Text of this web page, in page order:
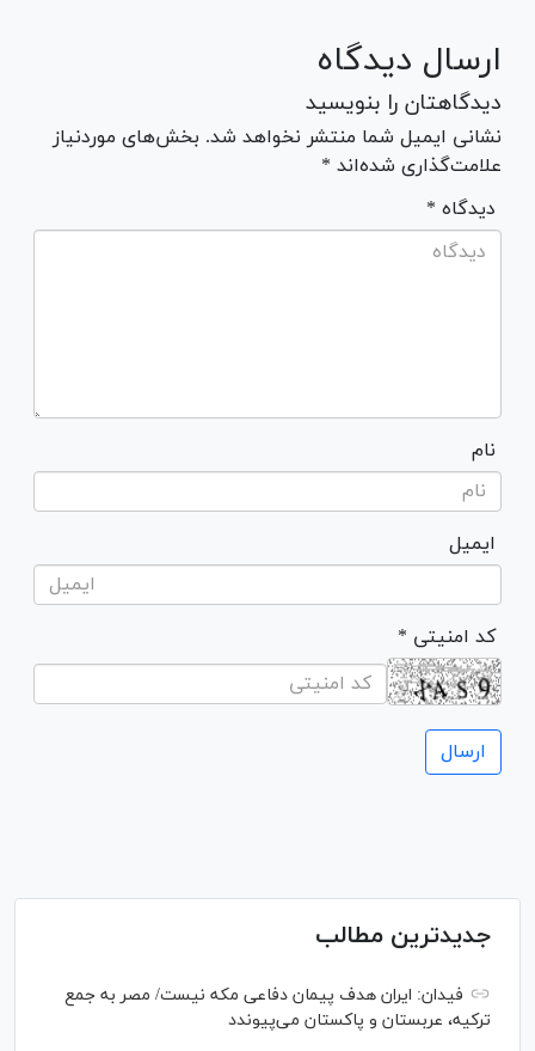
ارسال دیدگاه
دیدگاهتان را بنویسید
نشانی ایمیل شما منتشر نخواهد شد. بخش‌های موردنیاز
علامت‌گذاری شده‌اند *
* دیدگاه
نام
ایمیل
* کد امنیتی
جدیدترین مطالب
فیدان: ایران هدف پیمان دفاعی مکه نیست/ مصر به جمع
ترکیه، عربستان و پاکستان می‌پیوندد